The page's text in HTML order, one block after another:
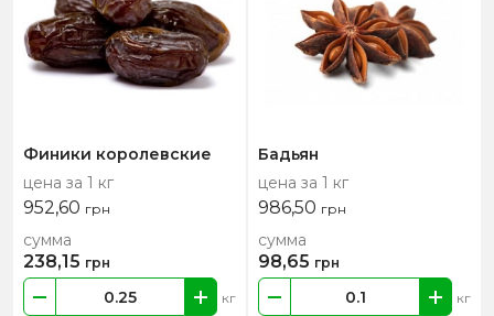
Финики королевские
цена за 1 кг
952,60 грн
кг
сумма
238,15 грн
Бадьян
цена за 1 кг
986,50 грн
кг
сумма
98,65 грн